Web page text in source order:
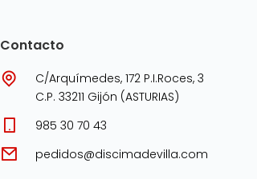
Contacto
C/Arquímedes, 172 P.I.Roces, 3
C.P. 33211 Gijón (ASTURIAS)
985 30 70 43
pedidos@discimadevilla.com